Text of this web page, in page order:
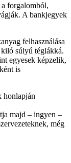
forgalomból,
A bankjegyek
felhasználása
súlyú téglákká.
egyesek képzelik,
is
honlapján
majd – ingyen –
még